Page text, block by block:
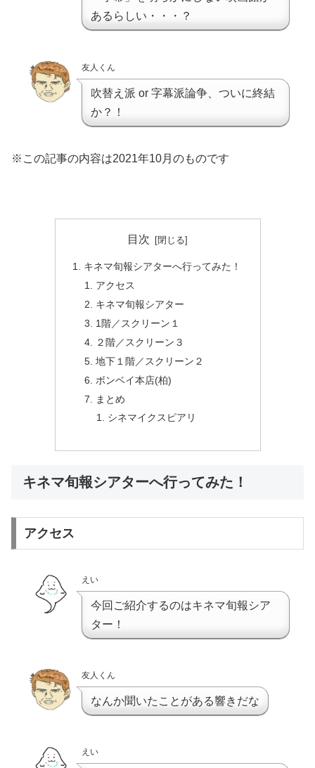
あるらしい・・・？
友人くん
吹替え派 or 字幕派論争、ついに終結
か？！
※この記事の内容は2021年10月のものです
目次
キネマ旬報シアターへ行ってみた！
アクセス
キネマ旬報シアター
1階／スクリーン１
２階／スクリーン３
地下１階／スクリーン２
ボンベイ本店(柏)
まとめ
シネマイクスピアリ
キネマ旬報シアターへ行ってみた！
アクセス
えい
今回ご紹介するのはキネマ旬報シア
ター！
友人くん
なんか聞いたことがある響きだな
えい